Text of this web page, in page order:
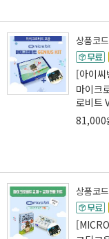
상품코드
[아이씨
마이크
로비트
81,000
상품코드